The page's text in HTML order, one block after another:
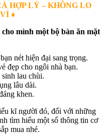
HỢP LÝ – KHÔNG LO
♦
mình một bộ bàn ăn mặt
nét hiện đại sang trọng.
đẹp cho ngôi nhà bạn.
sinh lau chùi.
lâu dài.
khen.
kĩ người đó, đối với những
tìm hiểu một số thông tin cơ
mua nhé.